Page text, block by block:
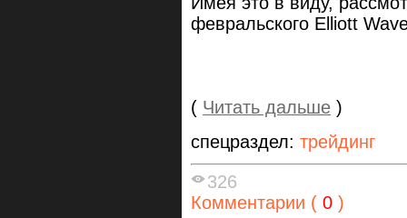
февральского Elliott
( Читать дальше )
спецраздел: трейдинг
326
Комментарии ( 0 )